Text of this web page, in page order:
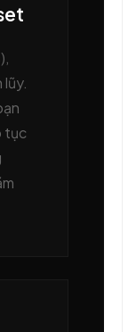
tục